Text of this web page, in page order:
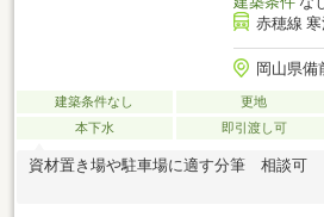
赤穂線
岡山県備
建築条件なし 更地
本下水
即引渡し可
資材置き場や駐車場に適す分筆 相談可